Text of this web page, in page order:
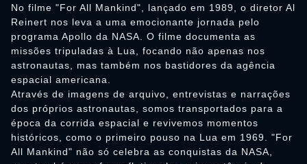
No filme "For All Mankind", lançado em 1989, o diretor Al
Reinert nos leva a uma emocionante jornada pelo
programa Apollo da NASA. O filme documenta as
missões tripuladas à Lua, focando não apenas nos
astronautas, mas também nos bastidores da agência
espacial americana.
Através de imagens de arquivo, entrevistas e narrações
dos próprios astronautas, somos transportados para a
época da corrida espacial e revivemos momentos
históricos, como o primeiro pouso na Lua em 1969. "For
All Mankind" não só celebra as conquistas da NASA,